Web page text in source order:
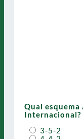
Qual
Internacional?
3-5-2